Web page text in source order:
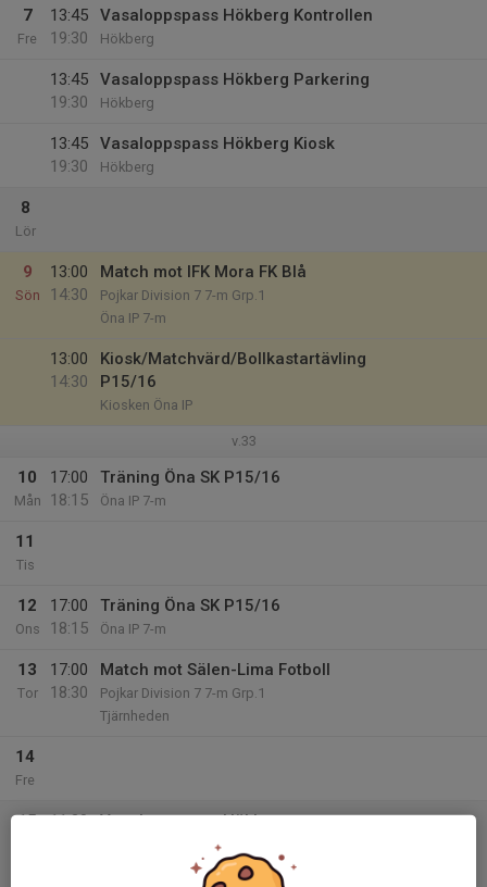
7
Fre
13:45
19:30
Vasaloppspass Hökberg Kontrollen
Hökberg
13:45
19:30
Vasaloppspass Hökberg Parkering
Hökberg
13:45
19:30
Vasaloppspass Hökberg Kiosk
Hökberg
8
Lör
9
Sön
13:00
14:30
Match mot IFK Mora FK Blå
Pojkar Division 7 7-m Grp.1
Öna IP 7-m
13:00
14:30
Kiosk/Matchvärd/Bollkastartävling
P15/16
Kiosken Öna IP
v.33
10
Mån
17:00
18:15
Träning Öna SK P15/16
Öna IP 7-m
11
Tis
12
Ons
17:00
18:15
Träning Öna SK P15/16
Öna IP 7-m
13
Tor
17:00
18:30
Match mot Sälen-Lima Fotboll
Pojkar Division 7 7-m Grp.1
Tjärnheden
14
Fre
15
11:30
Vasaloppspass Hökberg
Växling,Staffvasan